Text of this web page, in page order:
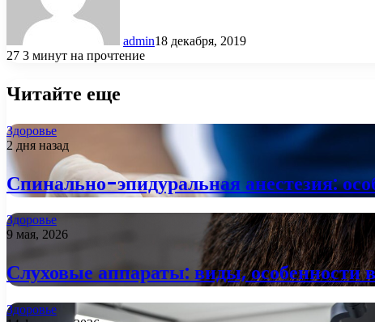
admin18 декабря, 2019
27 3 минут на прочтение
Читайте еще
Здоровье
2 дня назад
Спинально-эпидуральная анестезия:
Здоровье
9 мая, 2026
Слуховые аппараты: виды, особенности
Здоровье